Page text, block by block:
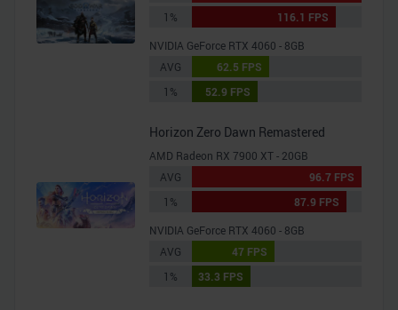
1%
116.1 FPS
NVIDIA GeForce RTX 4060 - 8GB
AVG
62.5 FPS
1%
52.9 FPS
Horizon Zero Dawn Remastered
AMD Radeon RX 7900 XT - 20GB
AVG
96.7 FPS
1%
87.9 FPS
NVIDIA GeForce RTX 4060 - 8GB
AVG
47 FPS
1%
33.3 FPS